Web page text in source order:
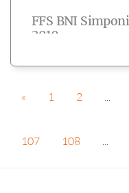
FFS BNI
2019
« 1 2 ...
107
108 ...